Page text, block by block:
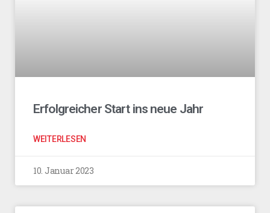
Erfolgreicher Start ins neue Jahr
WEITERLESEN
10. Januar 2023